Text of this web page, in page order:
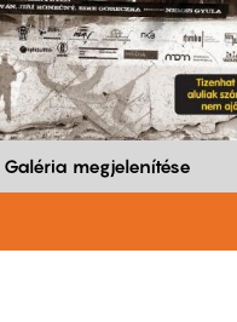
Galéria megjelenítése